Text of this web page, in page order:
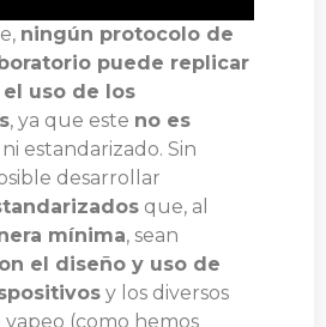
ningún protocolo de
puede replicar
uso de los
, ya que este no es
ni estandarizado. Sin
desarrollar
que, al
mínima, sean
el diseño y uso de
y los diversos
(como hemos